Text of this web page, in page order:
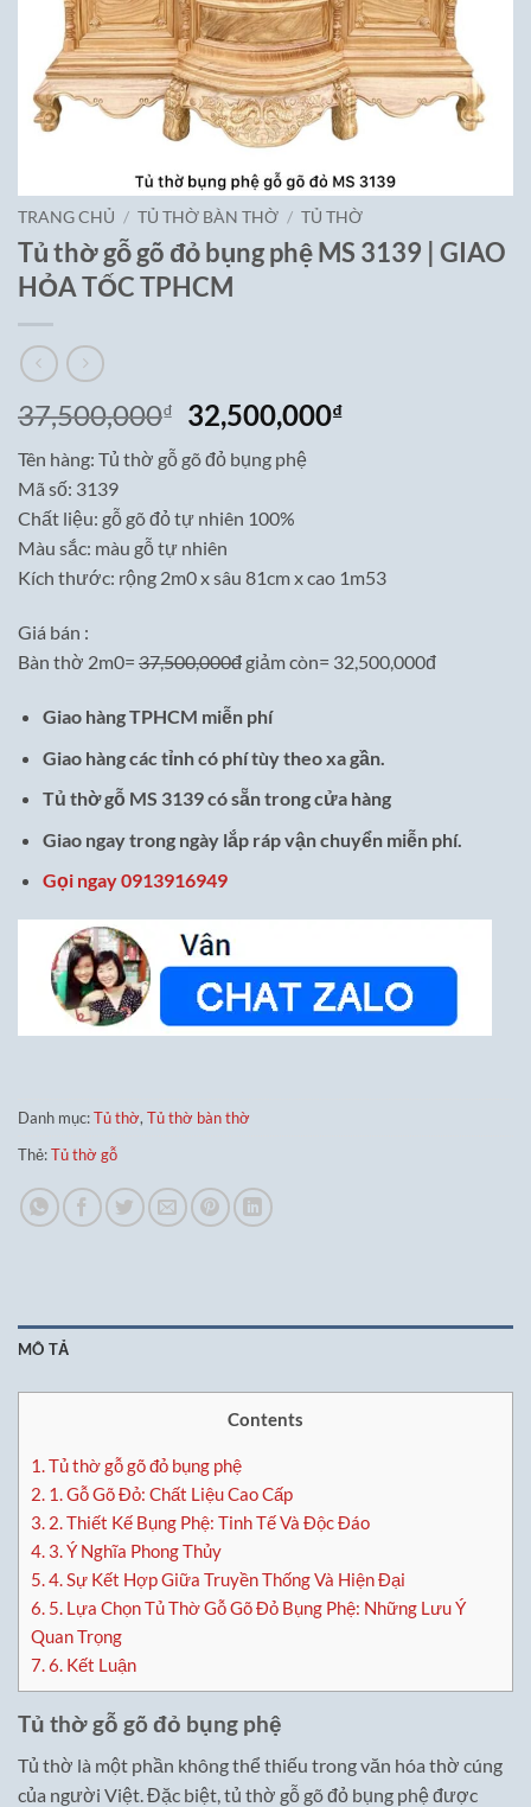
TRANG CHỦ / TỦ THỜ BÀN THỜ / TỦ THỜ
Tủ thờ gỗ gõ đỏ bụng phệ MS 3139 | GIAO
HỎA TỐC TPHCM
37,500,000₫
Giá
gốc
là:
32,500,000₫Giá
Tên hàng: Tủ thờ gỗ gõ đỏ bụng phệ
Mã số: 3139
Chất liệu: gỗ gõ đỏ tự nhiên 100%
Màu sắc: màu gỗ tự nhiên
Kích thước: rộng 2m0 x sâu 81cm x cao 1m53
Giá bán :
Bàn thờ 2m0= 37,500,000đ giảm còn= 32,500,000đ
Giao hàng TPHCM miễn phí
Giao hàng các tỉnh có phí tùy theo xa gần.
Tủ thờ gỗ MS 3139 có sẵn trong cửa hàng
Giao ngay trong ngày lắp ráp vận chuyển miễn phí.
Gọi ngay 0913916949
Danh mục:Tủ thờ, Tủ thờ bàn thờ
Thẻ:Tủ thờ gỗ
MÔ TẢ
Contents
1.Tủ thờ gỗ gõ đỏ bụng phệ
2. 1. Gỗ Gõ Đỏ: Chất Liệu Cao Cấp
3. 2. Thiết Kế Bụng Phệ: Tinh Tế Và Độc Đáo
4. 3. Ý Nghĩa Phong Thủy
5.4. Sự Kết Hợp Giữa Truyền Thống Và Hiện Đại
6. 5. Lựa Chọn Tủ Thờ Gỗ Gõ Đỏ Bụng Phệ: Những Lưu Ý
Quan Trọng
7.6. Kết Luận
Tủ thờ gỗ gõ đỏ bụng phệ
Tủ thờ là một phần không thể thiếu trong văn hóa thờ cúng
của người Việt. Đặc biệt, tủ thờ gỗ gõ đỏ bụng phệ được